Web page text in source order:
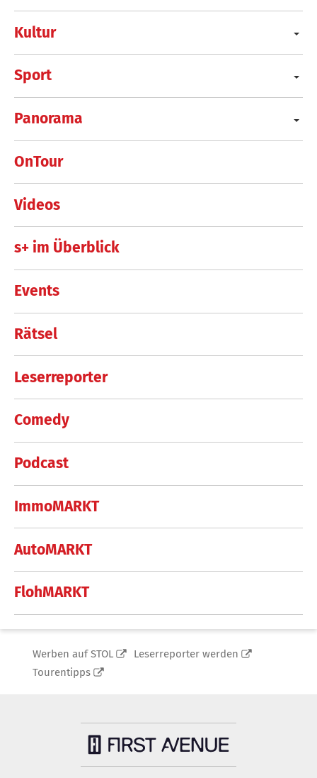
Kultur
Sport
Panorama
OnTour
Videos
s+ im Überblick
Events
Rätsel
Leserreporter
Comedy
Podcast
ImmoMARKT
AutoMARKT
FlohMARKT
Werben auf STOL
Leserreporter werden
Tourentipps